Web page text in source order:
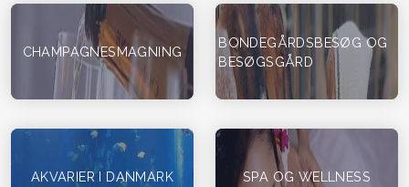
CHAMPAGNESMAGNING
BONDEGÅRDSBESØG OG
BESØGSGÅRD
AKVARIER I DANMARK SPA OG WELLNESS